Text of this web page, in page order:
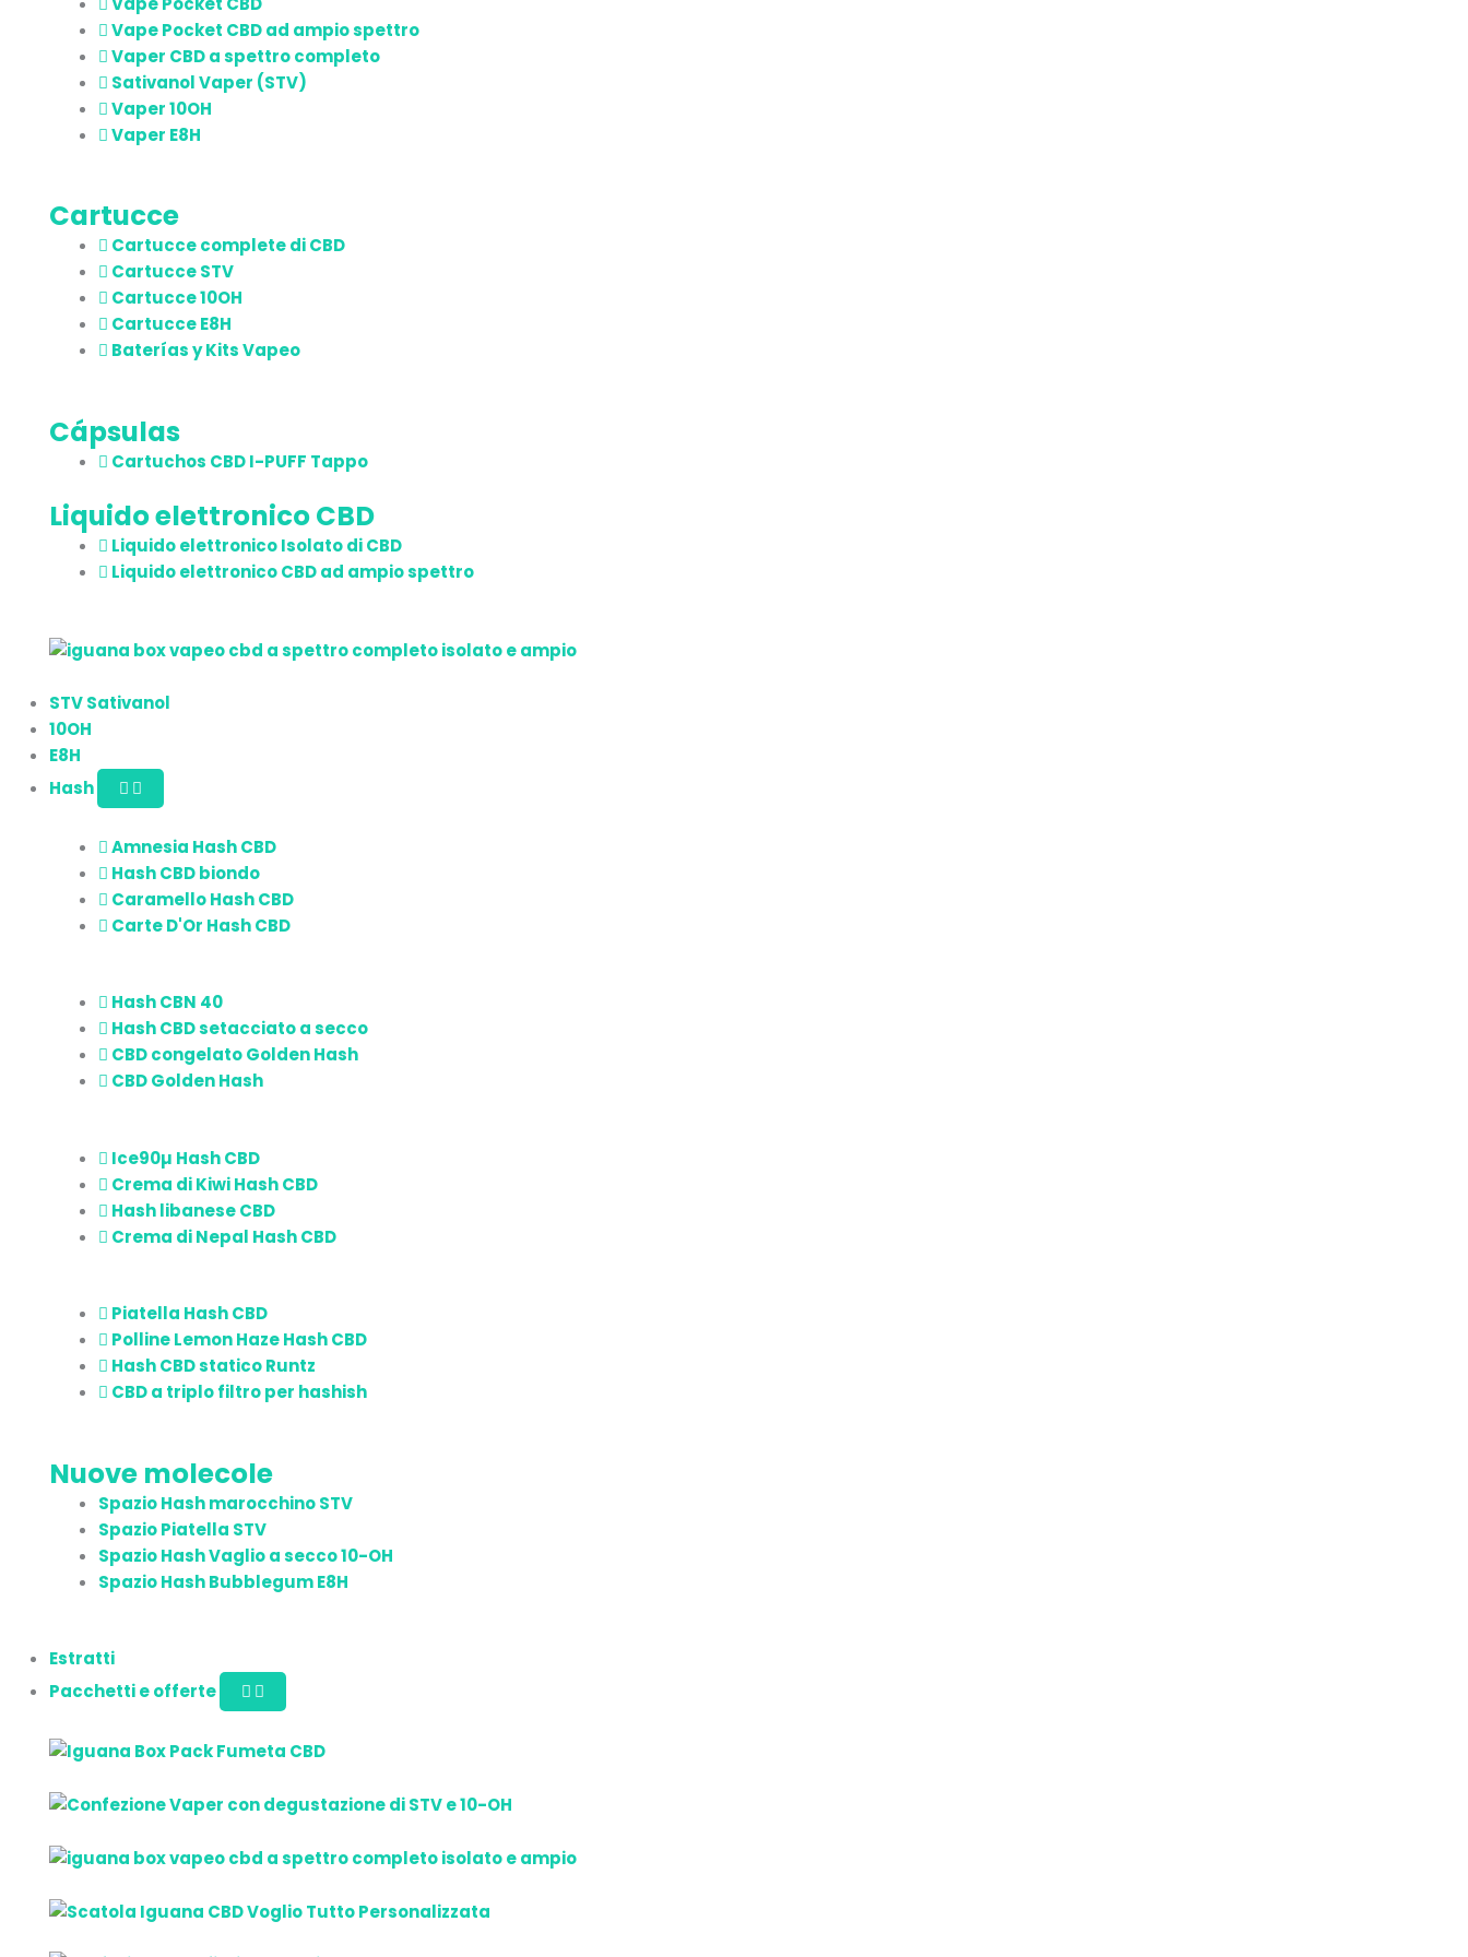
Vape Pocket CBD ad ampio spettro
Vaper CBD a spettro completo
Sativanol Vaper (STV)
Vaper 10OH
Vaper E8H
Cartucce
Cartucce complete di CBD
Cartucce STV
Cartucce 10OH
Cartucce E8H
Baterías y Kits Vapeo
Cápsulas
Cartuchos CBD I-PUFF Tappo
Liquido elettronico CBD
Liquido elettronico Isolato di CBD
Liquido elettronico CBD ad ampio spettro
STV Sativanol
10OH
E8H
Hash
Amnesia Hash CBD
Hash CBD biondo
Caramello Hash CBD
Carte D'Or Hash CBD
Hash CBN 40
Hash CBD setacciato a secco
CBD congelato Golden Hash
CBD Golden Hash
Ice90µ Hash CBD
Crema di Kiwi Hash CBD
Hash libanese CBD
Crema di Nepal Hash CBD
Piatella Hash CBD
Polline Lemon Haze Hash CBD
Hash CBD statico Runtz
CBD a triplo filtro per hashish
Nuove molecole
Spazio Hash marocchino STV
Spazio Piatella STV
Spazio Hash Vaglio a secco 10-OH
Spazio Hash Bubblegum E8H
Estratti
Pacchetti e offerte